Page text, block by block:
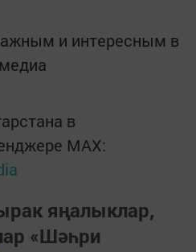
и интересным в
в
MАХ:
яңалыклар,
«Шәһри